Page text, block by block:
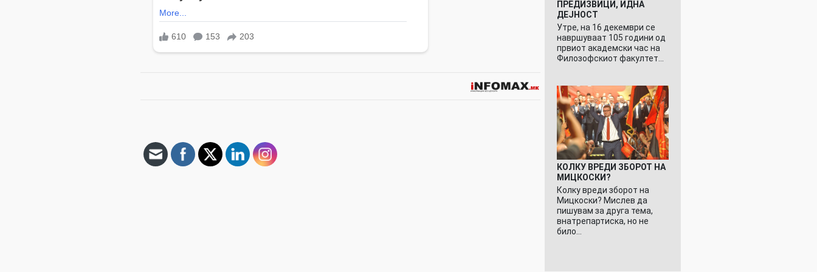
ПРЕДИЗВИЦИ, ИДНА
ДЕЈНОСТ
Утре, на 16 декември се
навршуваат 105 години од
првиот академски час на
Филозофскиот факултет…
КОЛКУ ВРЕДИ ЗБОРОТ НА
МИЦКОСКИ?
Колку вреди зборот на
Мицкоски? Мислев да
пишувам за друга тема,
внатрепартиска, но не
било…